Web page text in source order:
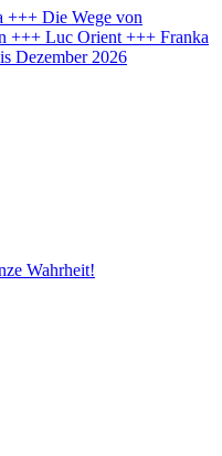
+++ Die Wege von
+++ Luc Orient +++ Franka
Dezember 2026
Wahrheit!